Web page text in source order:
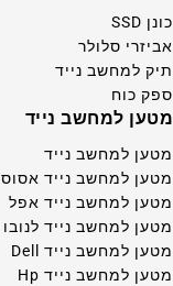
כונן SSD
אביזרי סלולר
תיק למחשב נייד
ספק כוח
מטען למחשב נייד
מטען למחשב נייד
מטען למחשב נייד אסוס
מטען למחשב נייד אפל
מטען למחשב נייד לנובו
מטען למחשב נייד Dell
מטען למחשב נייד Hp